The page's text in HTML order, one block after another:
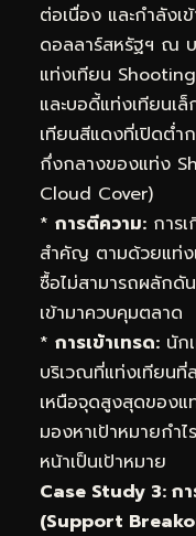
ต่อเนื่อง และกำลัง
ดอลลาร์สหรัฐฯ ณ
แท่งเทียน
และบอดี้แท่งเทียนเ
เทียนสีแดงที่เปิดต่ำ
กึ่งกลางของแท่ง
Cloud Cover)
* การตีความ: การ
สำคัญ ตามด้วยแท่ง
ซื้อไม่สามารถผลักดัน
เข้ามาควบคุมตลาด
* การเข้าเทรด: นัก
บริเวณที่แท่งเทียน
เหนือจุดสูงสุดของ
มองหาเป้าหมายกำ
หน้าเป็นเป้าหมาย
Case Study 3: ก
(Support